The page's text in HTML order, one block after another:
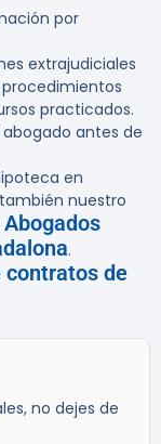
por
extrajudiciales
practicados.
antes de
en
nuestro
Abogados
.
contratos de
no dejes de